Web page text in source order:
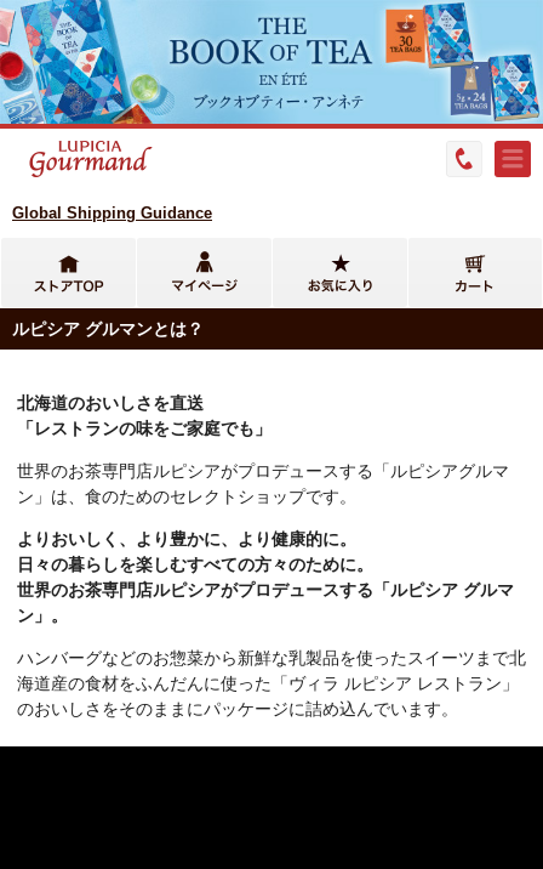
Global Shipping Guidance
ルピシア グルマンとは？
北海道のおいしさを直送
「レストランの味をご家庭でも」
世界のお茶専門店ルピシアがプロデュースする「ルピシアグルマ
ン」は、食のためのセレクトショップです。
よりおいしく、より豊かに、より健康的に。
日々の暮らしを楽しむすべての方々のために。
世界のお茶専門店ルピシアがプロデュースする「ルピシア グルマ
ン」。
ハンバーグなどのお惣菜から新鮮な乳製品を使ったスイーツまで北
海道産の食材をふんだんに使った「ヴィラ ルピシア レストラン」
のおいしさをそのままにパッケージに詰め込んでいます。